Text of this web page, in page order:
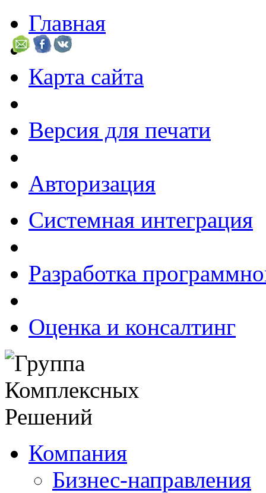
Главная
Карта сайта
Версия для печати
Авторизация
Системная интеграция
Разработка
Оценка и консалтинг
Компания
Бизнес-направления